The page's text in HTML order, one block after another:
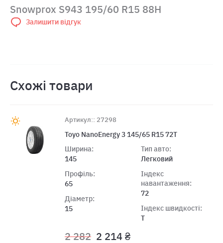
Snowprox S943 195/60 R15 88H
Залишити відгук
Схожі товари
Артикул:: 27298
Toyo NanoEnergy 3 145/65 R15 72T
Ширина:
145
Профіль:
65
Діаметр:
15
Тип авто:
Легковий
Індекс
навантаження:
72
Індекс швидкості:
T
2 282 2 214 ₴